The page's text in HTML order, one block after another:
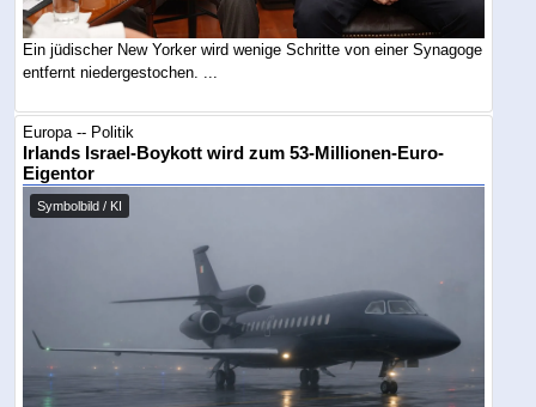
Ein jüdischer New Yorker wird wenige Schritte von einer Synagoge
entfernt niedergestochen. ...
Europa -- Politik
Irlands Israel-Boykott wird zum 53-Millionen-Euro-
Eigentor
Symbolbild / KI